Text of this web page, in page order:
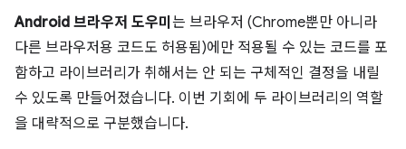
Android 브라우저 도우미 는 브라우저 (Chrome뿐만 아니라
다른 브라우저용 코드도 허용됨)에만 적용될 수 있는 코드를 포
함하고 라이브러리가 취해서는 안 되는 구체적인 결정을 내릴
수 있도록 만들어졌습니다. 이번 기회에 두 라이브러리의 역할
을 대략적으로 구분했습니다.